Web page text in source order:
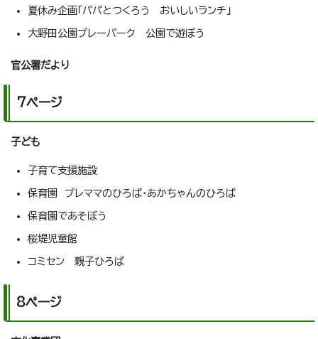
夏休み企画「パパとつくろう おいしいランチ」
大野田公園プレーパーク 公園で遊ぼう
官公署だより
7ページ
子ども
子育て支援施設
保育園 プレママのひろば・あかちゃんのひろば
保育園であそぼう
桜堤児童館
コミセン 親子ひろば
8ページ